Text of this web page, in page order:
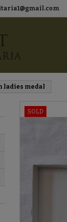
ladies medal
SOLD